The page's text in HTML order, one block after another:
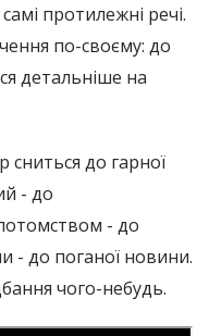
протилежні речі.
по-своєму: до
детальніше на
сниться до гарної
- до
- до
- до поганої новини.
чого-небудь.